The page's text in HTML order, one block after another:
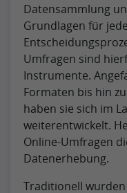
Datensammlung
Grundlagen für
Umfragen sind
Instrumente.
Formaten bis hin
haben sie sich im
weiterentwickelt.
Online-Umfragen
Datenerhebung.
Traditionell